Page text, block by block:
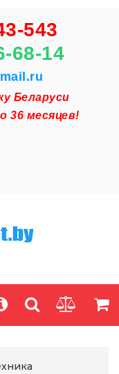
543
68-14
Беларуси
36 месяцев!